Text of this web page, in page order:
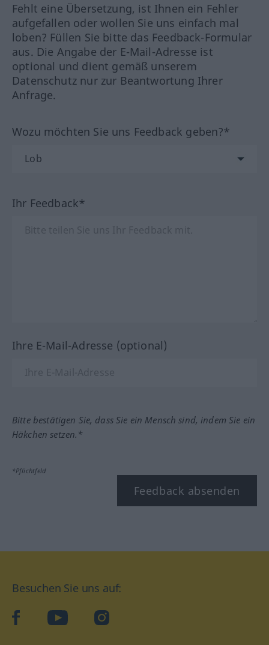
Fehlt eine Übersetzung, ist Ihnen ein Fehler
aufgefallen oder wollen Sie uns einfach mal
loben? Füllen Sie bitte das Feedback-Formular
aus. Die Angabe der E-Mail-Adresse ist
optional und dient gemäß unserem
Datenschutz nur zur Beantwortung Ihrer
Anfrage.
Wozu möchten Sie uns Feedback geben?*
Ihr Feedback*
Ihre E-Mail-Adresse (optional)
Bitte bestätigen Sie, dass Sie ein Mensch sind, indem Sie ein
Häkchen setzen.*
*Pflichtfeld
Feedback absenden
Besuchen Sie uns auf:
facebookYouTube Instagram